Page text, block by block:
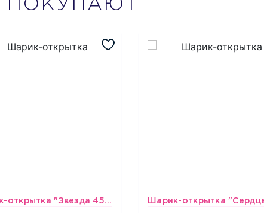
ПОКУПАЮТ
Шарик-открытка "Звезда 45 см" №1
493 493